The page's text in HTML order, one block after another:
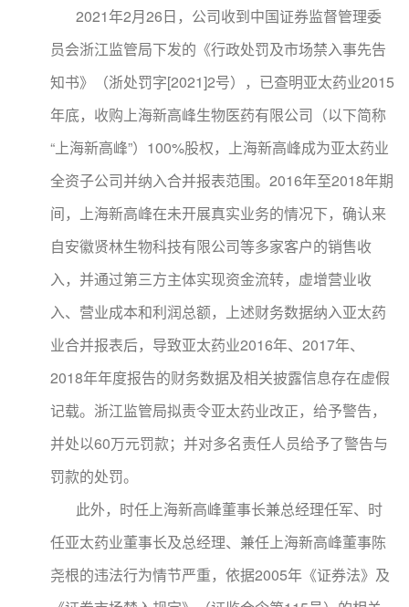
2021年2月26日，公司收到中国证券监督管理委
员会浙江监管局下发的《行政处罚及市场禁入事先告
知书》（浙处罚字[2021]2号），已查明亚太药业2015
年底，收购上海新高峰生物医药有限公司（以下简称
“上海新高峰”）100%股权，上海新高峰成为亚太药业
全资子公司并纳入合并报表范围。2016年至2018年期
间，上海新高峰在未开展真实业务的情况下，确认来
自安徽贤林生物科技有限公司等多家客户的销售收
入，并通过第三方主体实现资金流转，虚增营业收
入、营业成本和利润总额，上述财务数据纳入亚太药
业合并报表后，导致亚太药业2016年、2017年、
2018年年度报告的财务数据及相关披露信息存在虚假
记载。浙江监管局拟责令亚太药业改正，给予警告，
并处以60万元罚款；并对多名责任人员给予了警告与
罚款的处罚。
此外，时任上海新高峰董事长兼总经理任军、时
任亚太药业董事长及总经理、兼任上海新高峰董事陈
尧根的违法行为情节严重，依据2005年《证券法》及